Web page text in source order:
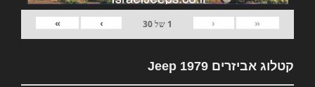
«
‹
1 של30
›
»
קטלוג אביזרים 1979 Jeep